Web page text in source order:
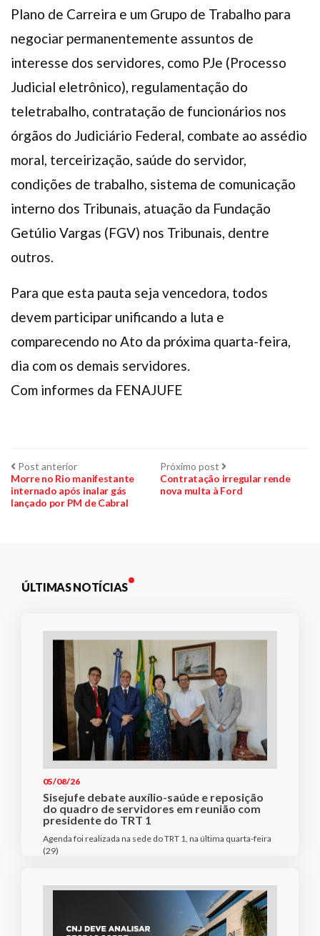
Plano de Carreira e um Grupo de Trabalho para
negociar permanentemente assuntos de
interesse dos servidores, como PJe (Processo
Judicial eletrônico), regulamentação do
teletrabalho, contratação de funcionários nos
órgãos do Judiciário Federal, combate ao assédio
moral, terceirização, saúde do servidor,
condições de trabalho, sistema de comunicação
interno dos Tribunais, atuação da Fundação
Getúlio Vargas (FGV) nos Tribunais, dentre
outros.
Para que esta pauta seja vencedora, todos
devem participar unificando a luta e
comparecendo no Ato da próxima quarta-feira,
dia com os demais servidores.
Com informes da FENAJUFE
Navegação
de
Post anteriorPost
anterior:
Morre no Rio manifestante
internado após inalar gás
lançado por PM de Cabral
Próximo post Próximo
post:
Contratação irregular rende
nova multa à Ford
ÚLTIMAS NOTÍCIAS
05/08/26
Sisejufe debate auxílio-saúde e reposição
do quadro de servidores em reunião com
presidente do TRT 1
Agenda foi realizada na sede do TRT 1, na última quarta-feira
(29)